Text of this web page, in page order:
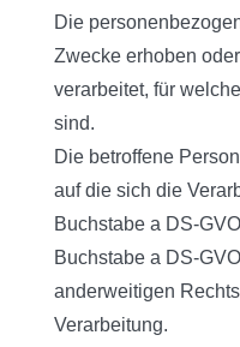
Die
Zwecke erhoben
verarbeitet, für
sind.
Die betroffene
auf die sich die
Buchstabe a DS-
Buchstabe a DS-
anderweitigen
Verarbeitung.